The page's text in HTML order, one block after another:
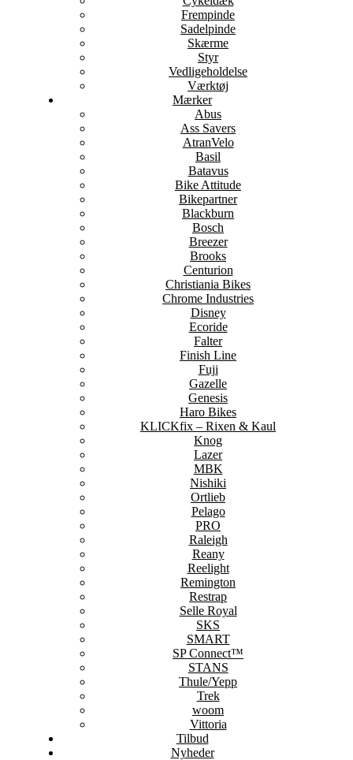
Frempinde
Sadelpinde
Skærme
Styr
Vedligeholdelse
Værktøj
Mærker
Abus
Ass Savers
AtranVelo
Basil
Batavus
Bike Attitude
Bikepartner
Blackburn
Bosch
Breezer
Brooks
Centurion
Christiania Bikes
Chrome Industries
Disney
Ecoride
Falter
Finish Line
Fuji
Gazelle
Genesis
Haro Bikes
KLICKfix – Rixen & Kaul
Knog
Lazer
MBK
Nishiki
Ortlieb
Pelago
PRO
Raleigh
Reany
Reelight
Remington
Restrap
Selle Royal
SKS
SMART
SP Connect™
STANS
Thule/Yepp
Trek
woom
Vittoria
Tilbud
Nyheder